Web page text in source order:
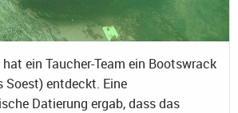
ein Taucher-Team ein Bootswrack
Soest) entdeckt. Eine
Datierung ergab, dass das